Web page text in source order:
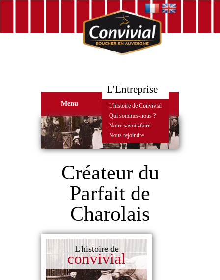
Menu
L'Entreprise
L'histoire de Convivial
Qui sommes-nous ?
Notre savoir-faire
Nous rejoindre
Créateur du
Parfait de
Charolais
L'histoire de
convivial